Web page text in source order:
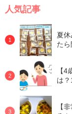
人気記事
夏
たら
【
は
【